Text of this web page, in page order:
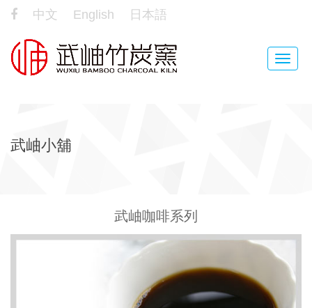
中文 English 日本語
Toggle
武岫小舖
武岫咖啡系列